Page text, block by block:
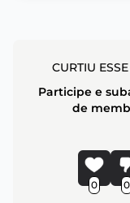
CURTIU
Participe e
de
0 0